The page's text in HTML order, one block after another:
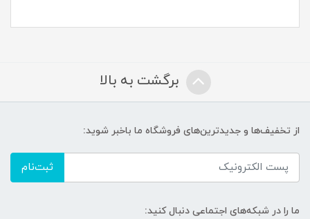
برگشت به بالا
از تخفیف‌ها و جدیدترین‌های فروشگاه ما باخبر شوید:
ثبت‌نام
ما را در شبکه‌های اجتماعی دنبال کنید: